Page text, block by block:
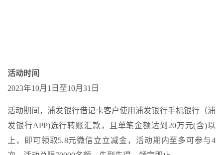
活动时间
2023年10月1日至10月31日
活动期间，浦发银行借记卡客户使用浦发银行手机银行（浦
发银行APP)选行转账汇款，且单笔金额达到20万元(含)以
上，即可领取5.8元微信立立减金，活动期内至多可参与4